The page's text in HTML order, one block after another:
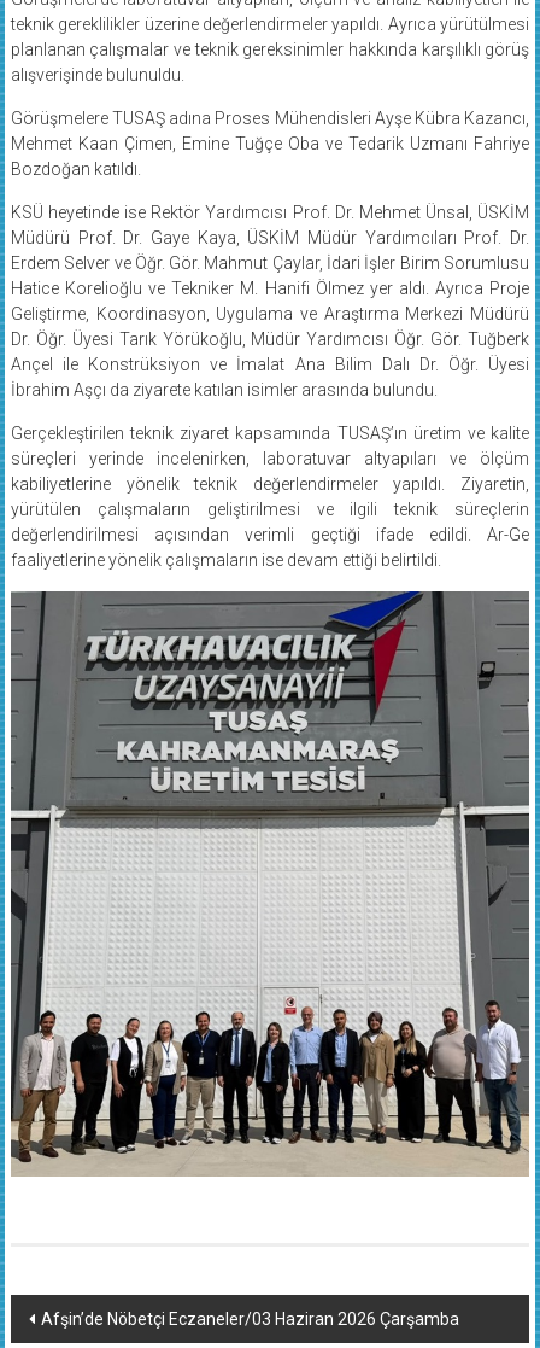
teknik gereklilikler üzerine değerlendirmeler yapıldı. Ayrıca yürütülmesi
planlanan çalışmalar ve teknik gereksinimler hakkında karşılıklı görüş
alışverişinde bulunuldu.
Mehmet Kaan Çimen, Emine Tuğçe Oba ve Tedarik Uzmanı Fahriye
Bozdoğan katıldı.
KSÜ heyetinde ise Rektör Yardımcısı Prof. Dr. Mehmet Ünsal, ÜSKİM
Müdürü Prof. Dr. Gaye Kaya, ÜSKİM Müdür Yardımcıları Prof. Dr.
Erdem Selver ve Öğr. Gör. Mahmut Çaylar, İdari İşler Birim Sorumlusu
Hatice Korelioğlu ve Tekniker M. Hanifi Ölmez yer aldı. Ayrıca Proje
Geliştirme, Koordinasyon, Uygulama ve Araştırma Merkezi Müdürü
Dr. Öğr. Üyesi Tarık Yörükoğlu, Müdür Yardımcısı Öğr. Gör. Tuğberk
Ançel ile Konstrüksiyon ve İmalat Ana Bilim Dalı Dr. Öğr. Üyesi
İbrahim Aşçı da ziyarete katılan isimler arasında bulundu.
süreçleri yerinde incelenirken, laboratuvar altyapıları ve ölçüm
kabiliyetlerine yönelik teknik değerlendirmeler yapıldı. Ziyaretin,
yürütülen çalışmaların geliştirilmesi ve ilgili teknik süreçlerin
değerlendirilmesi açısından verimli geçtiği ifade edildi. Ar-Ge
faaliyetlerine yönelik çalışmaların ise devam ettiği belirtildi.
Yazı